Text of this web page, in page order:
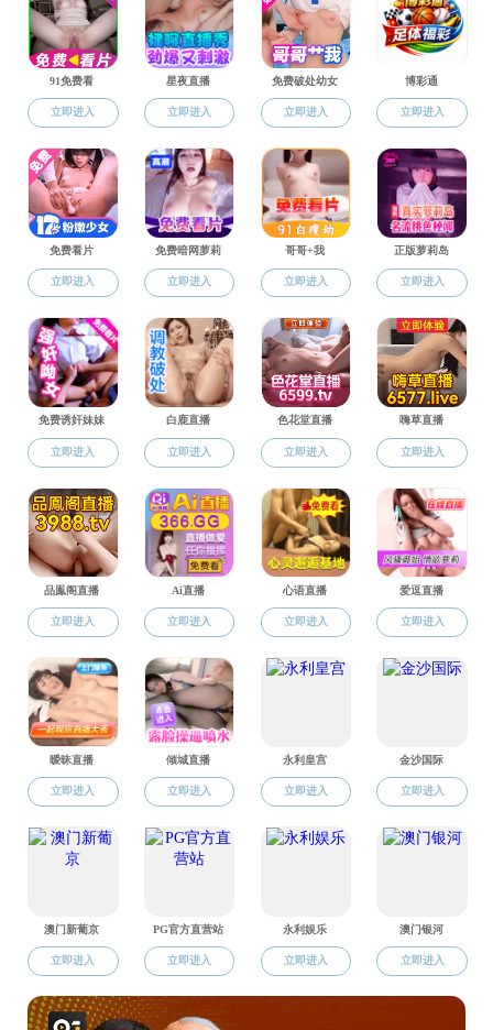
当前位置:司机社>> 科研工作
司机社导航
司机社概况 党建工作
三全育人 本科教育
科研工作 学科建设
研究生培养 学团工作
招生就业
关于申报
关于组织
陆茵教授
司机社 青
司机社 举
司机社 举
司机社
关于组织